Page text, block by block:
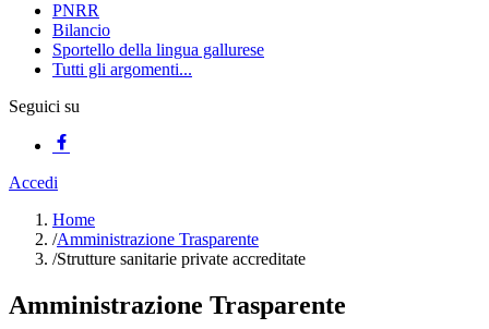
PNRR
Bilancio
Sportello della lingua gallurese
Tutti gli argomenti...
Seguici su
Accedi
Home
/Amministrazione Trasparente
/Strutture sanitarie private accreditate
Amministrazione Trasparente